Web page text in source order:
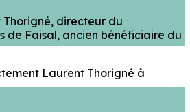
Thorigné, directeur du
de Faisal, ancien bénéficiaire du
Laurent Thorigné à